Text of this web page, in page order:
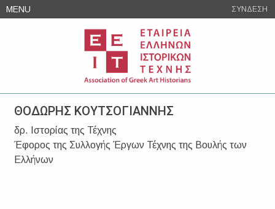
Skip
to
MENU ΣΥΝΔΕΣΗ
ΘΟΔΩΡΗΣ ΚΟΥΤΣΟΓΙΑΝΝΗΣ
δρ. Ιστορίας της Τέχνης
Έφορος της Συλλογής Έργων Τέχνης της Βουλής των
Ελλήνων